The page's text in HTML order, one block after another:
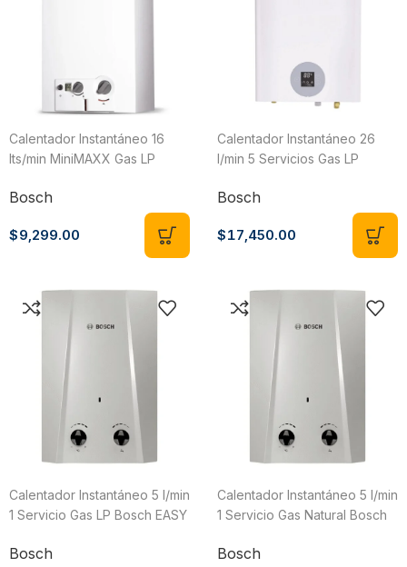
Calentador Instantáneo 16
lts/min MiniMAXX Gas LP
Bosch
$9,299.00
Calentador Instantáneo 26
l/min 5 Servicios Gas LP
Bosch
$17,450.00
Calentador Instantáneo 5 l/min
1 Servicio Gas LP Bosch EASY
Bosch
Calentador Instantáneo 5 l/min
1 Servicio Gas Natural Bosch
Bosch